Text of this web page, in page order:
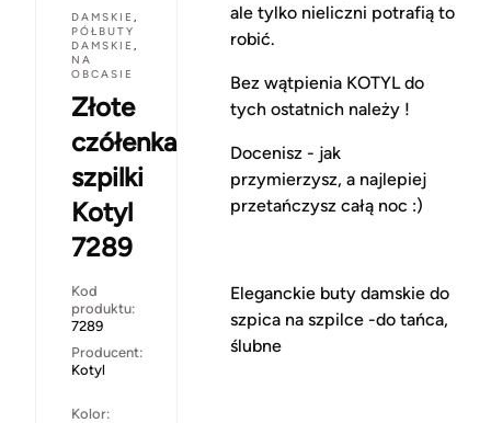
DAMSKIE ,
PÓŁBUTY
DAMSKIE ,
NA
OBCASIE
Złote
czółenka
szpilki
Kotyl
7289
Kod
produktu:
7289
Producent:
Kotyl
Kolor:
ale tylko nieliczni potrafią to
robić.
Bez wątpienia KOTYL do
tych ostatnich należy !
Docenisz - jak
przymierzysz, a najlepiej
przetańczysz całą noc :)
Eleganckie buty damskie do
szpica na szpilce -do tańca,
ślubne